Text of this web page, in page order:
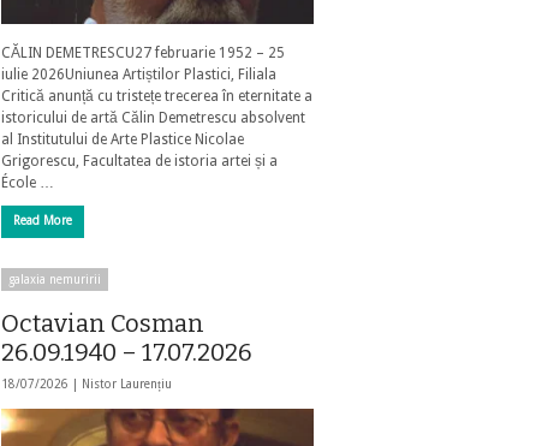
CĂLIN DEMETRESCU27 februarie 1952 – 25
iulie 2026Uniunea Artiștilor Plastici, Filiala
Critică anunță cu tristețe trecerea în eternitate a
istoricului de artă Călin Demetrescu absolvent
al Institutului de Arte Plastice Nicolae
Grigorescu, Facultatea de istoria artei și a
École …
Read More
galaxia nemuririi
Octavian Cosman
26.09.1940 – 17.07.2026
18/07/2026 | Nistor Laurențiu